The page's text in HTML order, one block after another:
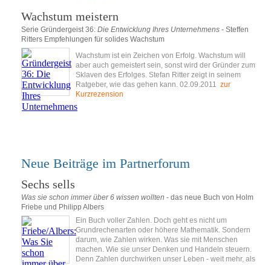
Wachstum meistern
Serie Gründergeist 36: Die Entwicklung Ihres Unternehmens - Steffen
Ritters Empfehlungen für solides Wachstum
Wachstum ist ein Zeichen von Erfolg. Wachstum will
aber auch gemeistert sein, sonst wird der Gründer zum
Sklaven des Erfolges. Stefan Ritter zeigt in seinem
Ratgeber, wie das gehen kann. 02.09.2011 zur
Kurzrezension
Neue Beiträge im Partnerforum
Sechs sells
Was sie schon immer über 6 wissen wollten - das neue Buch von Holm
Friebe und Philipp Albers
Ein Buch voller Zahlen. Doch geht es nicht um
Grundrechenarten oder höhere Mathematik. Sondern
darum, wie Zahlen wirken. Was sie mit Menschen
machen. Wie sie unser Denken und Handeln steuern.
Denn Zahlen durchwirken unser Leben - weit mehr, als